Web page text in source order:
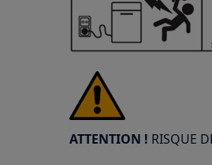
ATTENTION ! RISQUE